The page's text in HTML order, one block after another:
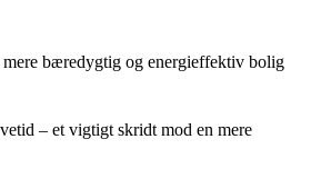
bæredygtig og energieffektiv bolig
– et vigtigt skridt mod en mere